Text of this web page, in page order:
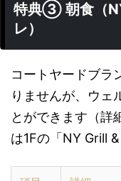
特典③ 朝食（
レ）
コートヤードブラ
りませんが、ウェ
とができます（
は1Fの「NY Grill